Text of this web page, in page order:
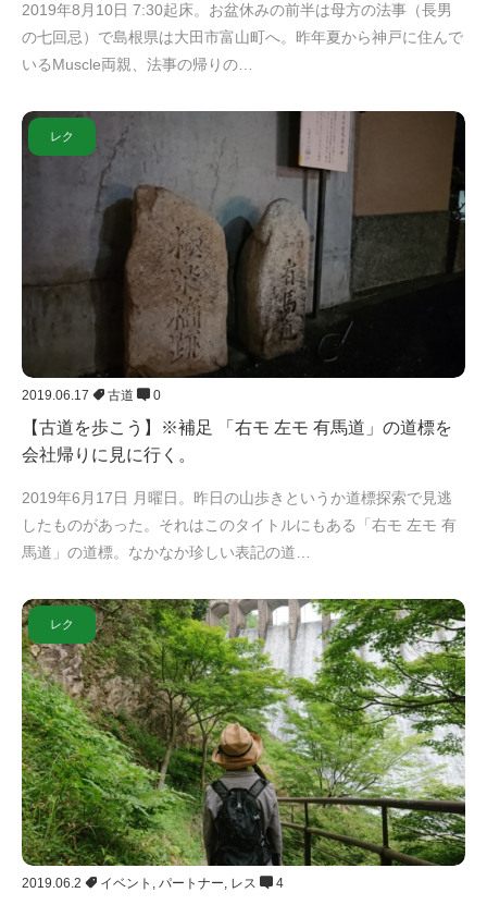
2019年8月10日 7:30起床。お盆休みの前半は母方の法事（長男
の七回忌）で島根県は大田市富山町へ。昨年夏から神戸に住んで
いるMuscle両親、法事の帰りの…
レク
2019.06.17 古道 0
【古道を歩こう】※補足 「右モ 左モ 有馬道」の道標を
会社帰りに見に行く。
2019年6月17日 月曜日。昨日の山歩きというか道標探索で見逃
したものがあった。それはこのタイトルにもある「右モ 左モ 有
馬道」の道標。なかなか珍しい表記の道…
レク
2019.06.2 イベント パートナー レス 4